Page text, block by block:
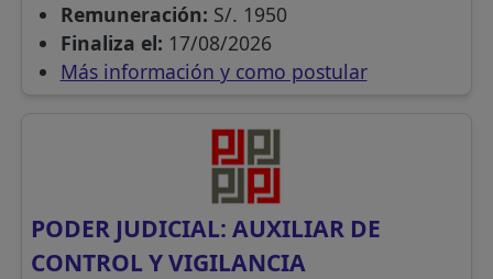
Remuneración: S/. 1950
Finaliza el: 17/08/2026
Más información y como postular
PODER JUDICIAL: AUXILIAR DE
CONTROL Y VIGILANCIA